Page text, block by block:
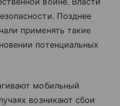
Позднее
применять такие
потенциальных
мобильный
возникают сбои